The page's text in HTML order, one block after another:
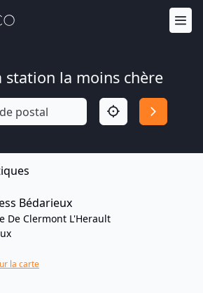
station la moins chère
Bédarieux
De Clermont L'Herault
la carte